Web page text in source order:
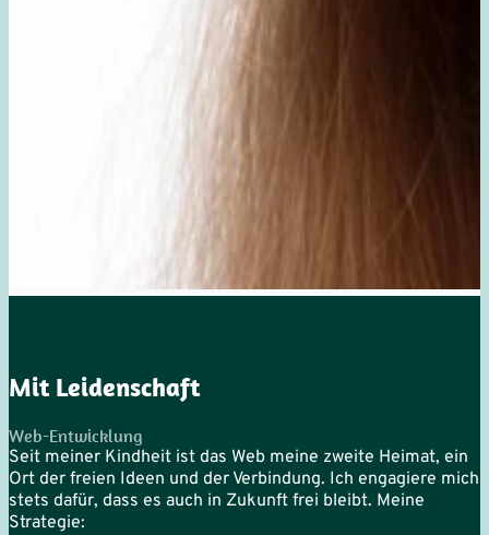
Mit Leiden­schaft
Web-Entwicklung
Seit meiner Kindheit ist das Web meine zweite Heimat, ein
Ort der freien Ideen und der Verbindung. Ich engagiere mich
stets dafür, dass es auch in Zukunft frei bleibt. Meine
Strategie: